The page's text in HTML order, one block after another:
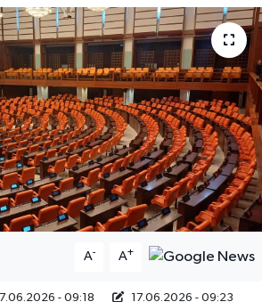
A- A+
- 09:18 17.06.2026 - 09:23